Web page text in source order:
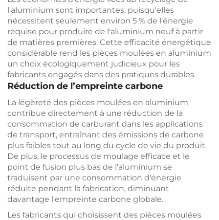
l'aluminium sont importantes, puisqu'elles
nécessitent seulement environ 5 % de l'énergie
requise pour produire de l'aluminium neuf à partir
de matières premières. Cette efficacité énergétique
considérable rend les pièces moulées en aluminium
un choix écologiquement judicieux pour les
fabricants engagés dans des pratiques durables.
Réduction de l’empreinte carbone
La légèreté des pièces moulées en aluminium
contribue directement à une réduction de la
consommation de carburant dans les applications
de transport, entraînant des émissions de carbone
plus faibles tout au long du cycle de vie du produit.
De plus, le processus de moulage efficace et le
point de fusion plus bas de l'aluminium se
traduisent par une consommation d'énergie
réduite pendant la fabrication, diminuant
davantage l'empreinte carbone globale.
Les fabricants qui choisissent des pièces moulées